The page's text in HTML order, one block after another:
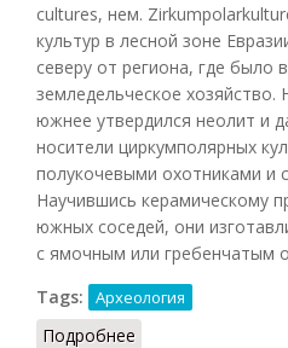
cultures, нем.
культур в лесной зоне
северу от региона, где было
земледельческое
южнее утвердился неолит и
носители циркумполярных
полукочевыми охотниками и
Научившись керамическому
южных соседей, они
с ямочным или гребенчатым
Tags:
Археология
Подробнее